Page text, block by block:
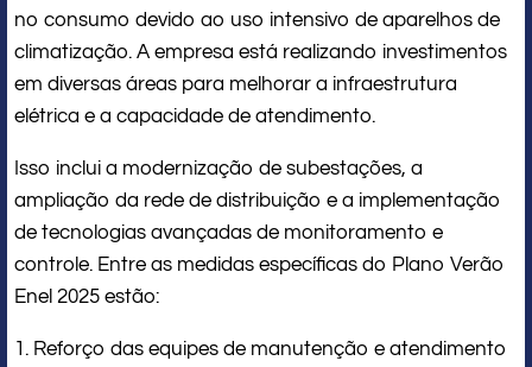
no consumo devido ao uso intensivo de aparelhos de
climatização. A empresa está realizando investimentos
em diversas áreas para melhorar a infraestrutura
elétrica e a capacidade de atendimento.
Isso inclui a modernização de subestações, a
ampliação da rede de distribuição e a implementação
de tecnologias avançadas de monitoramento e
controle. Entre as medidas específicas do Plano Verão
Enel 2025 estão:
1. Reforço das equipes de manutenção e atendimento